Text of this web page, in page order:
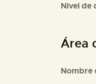
Nivel de
Área
Nombre